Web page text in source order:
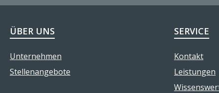
ÜBER UNS
Unternehmen
Stellenangebote
SERVICE
Kontakt
Leistungen